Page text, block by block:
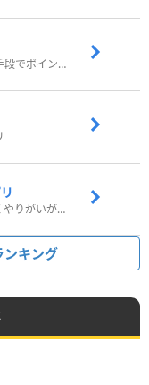
歩いたりアンケート回答など幅広い手段でポイントをゲット
ペットを育ってポイ活しよう！可愛くやりがいがある新感覚アプリ
ンキング